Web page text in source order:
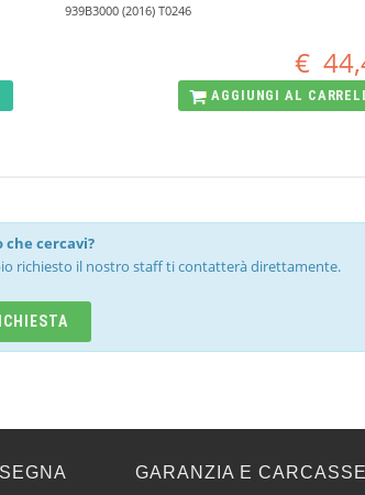
939B3000 (2016) T0246
€
AGGIUNGI AL
cercavi?
richiesto il nostro staff ti contatterà direttamente.
GARANZIA E CARCASSE